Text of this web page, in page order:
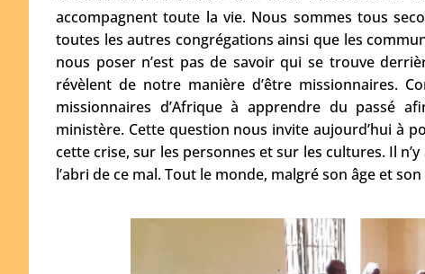
accompagnent toute la vie. Nous sommes tous
toutes les autres congrégations ainsi que les
nous poser n’est pas de savoir qui se trouve
révèlent de notre manière d’être missionnaires.
missionnaires d’Afrique à apprendre du passé
ministère. Cette question nous invite aujourd’hui à
cette crise, sur les personnes et sur les cultures. Il
l’abri de ce mal. Tout le monde, malgré son âge et